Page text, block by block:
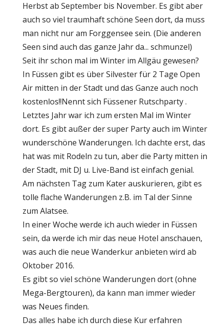
Herbst ab September bis November. Es gibt aber
auch so viel traumhaft schöne Seen dort, da muss
man nicht nur am Forggensee sein. (Die anderen
Seen sind auch das ganze Jahr da... schmunzel)
Seit ihr schon mal im Winter im Allgäu gewesen?
In Füssen gibt es über Silvester für 2 Tage Open
Air mitten in der Stadt und das Ganze auch noch
kostenlos!!Nennt sich Füssener Rutschparty .
Letztes Jahr war ich zum ersten Mal im Winter
dort. Es gibt außer der super Party auch im Winter
wunderschöne Wanderungen. Ich dachte erst, das
hat was mit Rodeln zu tun, aber die Party mitten in
der Stadt, mit DJ u. Live-Band ist einfach genial.
Am nächsten Tag zum Kater auskurieren, gibt es
tolle flache Wanderungen z.B. im Tal der Sinne
zum Alatsee.
In einer Woche werde ich auch wieder in Füssen
sein, da werde ich mir das neue Hotel anschauen,
was auch die neue Wanderkur anbieten wird ab
Oktober 2016.
Es gibt so viel schöne Wanderungen dort (ohne
Mega-Bergtouren), da kann man immer wieder
was Neues finden.
Das alles habe ich durch diese Kur erfahren